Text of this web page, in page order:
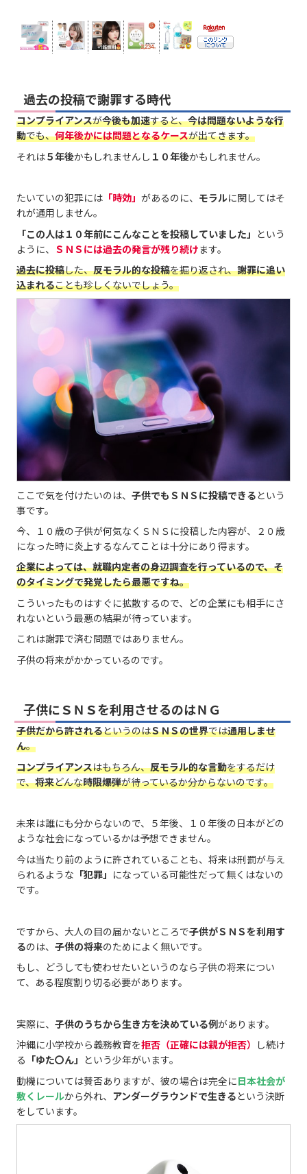
過去の投稿で謝罪する時代
コンプライアンスが今後も加速すると、今は問題ないような行
動でも、何年後かには問題となるケースが出てきます。
それは５年後かもしれませんし １０年後かもしれません。
たいていの犯罪には 「時効」 があるのに、 モラルに関してはそ
れが通用しません。
「この人は１０年前にこんなことを投稿していました」 という
ように、 ＳＮＳには過去の発言が残り続けます。
過去に投稿した、反モラル的な投稿を掘り返され、謝罪に追い
込まれることも珍しくないでしょう。
ここで気を付けたいのは、 子供でもＳＮＳに投稿できるという
事です。
今、１０歳の子供が何気なくＳＮＳに投稿した内容が、２０歳
になった時に炎上するなんてことは十分にあり得ます。
企業によっては、就職内定者の身辺調査を行っているので、そ
のタイミングで発覚したら最悪ですね。
こういったものはすぐに拡散するので、どの企業にも相手にさ
れないという最悪の結果が待っています。
これは謝罪で済む問題ではありません。
子供の将来がかかっているのです。
子供にＳＮＳを利用させるのはＮＧ
子供だから許されるというのはＳＮＳの世界では通用しませ
ん。
コンプライアンスはもちろん、反モラル的な言動をするだけ
で、将来どんな時限爆弾が待っているか分からないのです。
未来は誰にも分からないので、５年後、１０年後の日本がどの
ような社会になっているかは予想できません。
今は当たり前のように許されていることも、将来は刑罰が与え
られるような 「犯罪」 になっている可能性だって無くはないの
です。
ですから、大人の目の届かないところで子供がＳＮＳを利用す
るのは、 子供の将来のためによく無いです。
もし、どうしても使わせたいというのなら子供の将来につい
て、ある程度割り切る必要があります。
実際に、 子供のうちから生き方を決めている例があります。
沖縄に小学校から義務教育を拒否（正確には親が拒否） し続け
る 「ゆた〇ん」 という少年がいます。
動機については賛否ありますが、彼の場合は完全に日本社会が
敷くレールから外れ、 アンダーグラウンドで生きるという決断
をしています。